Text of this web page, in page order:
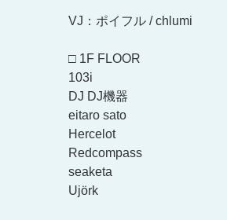
VJ：ポイフル / chlumi
□ 1F FLOOR
103i
DJ DJ機器
eitaro sato
Hercelot
Redcompass
seaketa
Ujörk